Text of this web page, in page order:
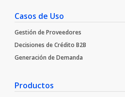
Casos de Uso
Gestión de Proveedores
Decisiones de Crédito B2B
Generación de Demanda
Productos